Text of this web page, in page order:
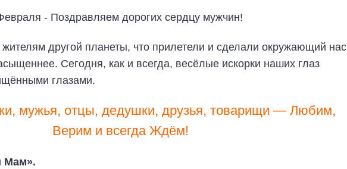
другой планеты, что прилетели и сделали окружающий нас
Сегодня, как и всегда, весёлые искорки наших глаз
глазами.
мужья, отцы, дедушки, друзья, товарищи — Любим,
Верим и всегда Ждём!
Мам».